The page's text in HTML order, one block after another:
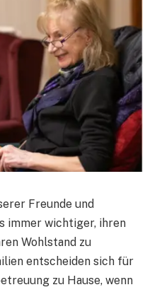
Freunde und
immer wichtiger, ihren
Wohlstand zu
entscheiden sich für
zu Hause, wenn